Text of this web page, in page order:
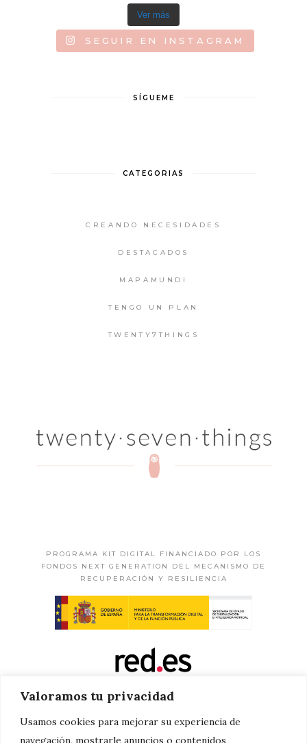
Valoramos tu privacidad
Usamos cookies para mejorar su experiencia de
navegación, mostrarle anuncios o contenidos
Ver más
SEGUIR EN INSTAGRAM
SÍGUEME
CATEGORIAS
CREANDO NECESIDADES
DESTACADOS
MAPAMUNDI
TENGO UN PLAN
TWENTY7THINGS
PROGRAMA KIT DIGITAL FINANCIADO POR LOS
FONDOS NEXT GENERATION DEL MECANISMO DE
RECUPERACIÓN Y RESILIENCIA